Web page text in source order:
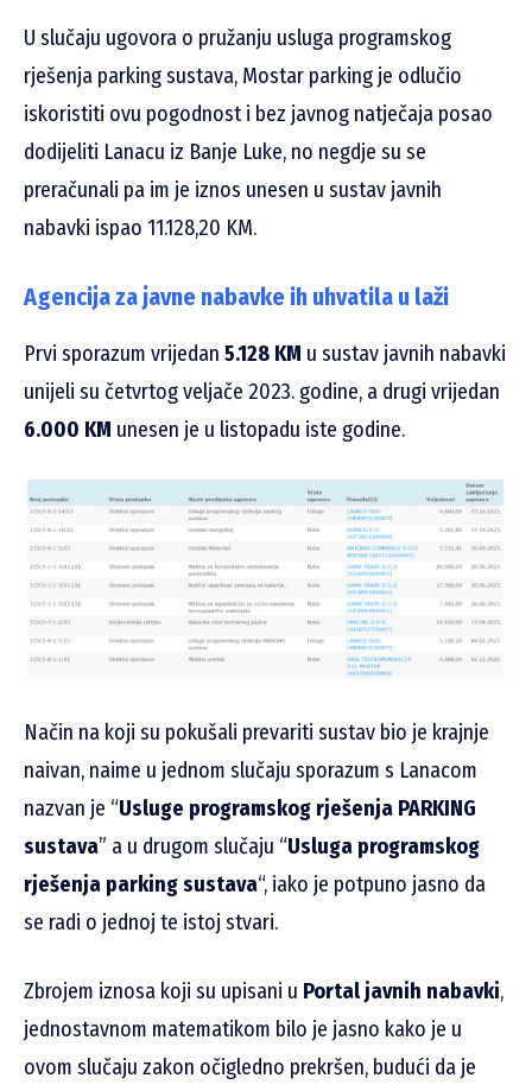
U slučaju ugovora o pružanju usluga programskog
rješenja parking sustava, Mostar parking je odlučio
iskoristiti ovu pogodnost i bez javnog natječaja posao
dodijeliti Lanacu iz Banje Luke, no negdje su se
preračunali pa im je iznos unesen u sustav javnih
nabavki ispao 11.128,20 KM.
Agencija za javne nabavke ih uhvatila u laži
Prvi sporazum vrijedan 5.128 KM u sustav javnih nabavki
unijeli su četvrtog veljače 2023. godine, a drugi vrijedan
6.000 KM unesen je u listopadu iste godine.
Način na koji su pokušali prevariti sustav bio je krajnje
naivan, naime u jednom slučaju sporazum s Lanacom
nazvan je “Usluge programskog rješenja PARKING
sustava” a u drugom slučaju “Usluga programskog
rješenja parking sustava“, iako je potpuno jasno da
se radi o jednoj te istoj stvari.
Zbrojem iznosa koji su upisani u Portal javnih nabavki,
jednostavnom matematikom bilo je jasno kako je u
ovom slučaju zakon očigledno prekršen, budući da je